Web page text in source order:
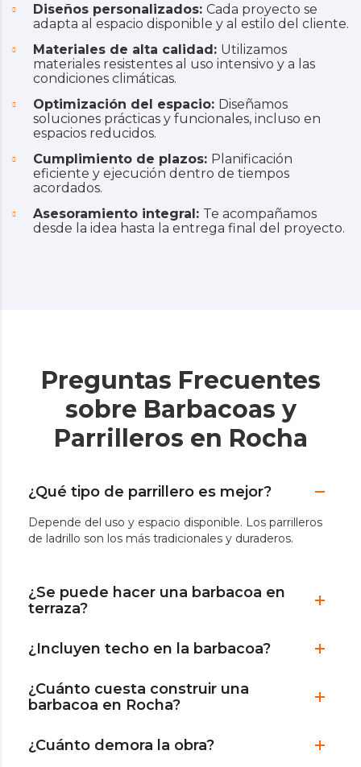
Diseños personalizados: Cada proyecto se
adapta al espacio disponible y al estilo del cliente.
Materiales de alta calidad: Utilizamos
materiales resistentes al uso intensivo y a las
condiciones climáticas.
Optimización del espacio: Diseñamos
soluciones prácticas y funcionales, incluso en
espacios reducidos.
Cumplimiento de plazos: Planificación
eficiente y ejecución dentro de tiempos
acordados.
Asesoramiento integral: Te acompañamos
desde la idea hasta la entrega final del proyecto.
Preguntas Frecuentes
sobre Barbacoas y
Parrilleros en Rocha
¿Qué tipo de parrillero es mejor?
Depende del uso y espacio disponible. Los parrilleros
de ladrillo son los más tradicionales y duraderos.
¿Se puede hacer una barbacoa en
terraza?
¿Incluyen techo en la barbacoa?
¿Cuánto cuesta construir una
barbacoa en Rocha?
¿Cuánto demora la obra?